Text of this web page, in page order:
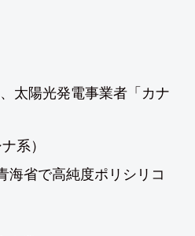
太陽光発電事業者「カナ
系）
海省で高純度ポリシリコ